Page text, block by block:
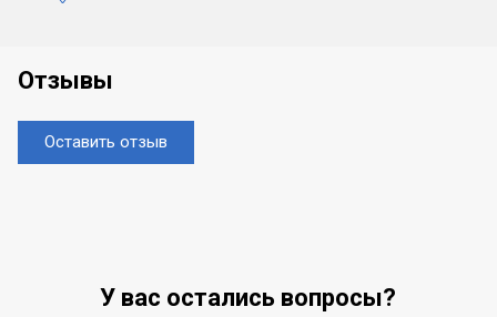
Отзывы
Оставить отзыв
У вас остались вопросы?